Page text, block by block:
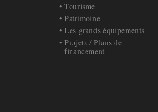
Tourisme
Patrimoine
Les grands équipements
Projets / Plans de
financement